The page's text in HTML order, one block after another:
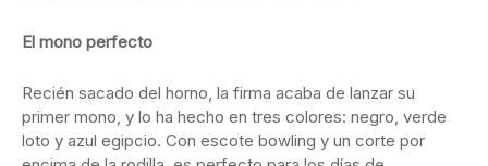
El mono perfecto
Recién sacado del horno, la firma acaba de lanzar su
primer mono, y lo ha hecho en tres colores: negro, verde
loto y azul egipcio. Con escote bowling y un corte por